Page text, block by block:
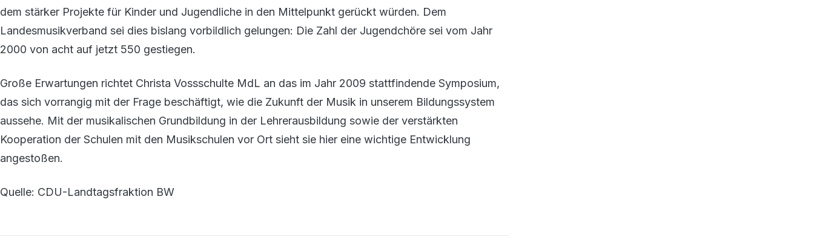
dem stärker Projekte für Kinder und Jugendliche in den Mittelpunkt gerückt würden. Dem
Landesmusikverband sei dies bislang vorbildlich gelungen: Die Zahl der Jugendchöre sei vom Jahr
2000 von acht auf jetzt 550 gestiegen.
Große Erwartungen richtet Christa Vossschulte MdL an das im Jahr 2009 stattfindende Symposium,
das sich vorrangig mit der Frage beschäftigt, wie die Zukunft der Musik in unserem Bildungssystem
aussehe. Mit der musikalischen Grundbildung in der Lehrerausbildung sowie der verstärkten
Kooperation der Schulen mit den Musikschulen vor Ort sieht sie hier eine wichtige Entwicklung
angestoßen.
Quelle: CDU-Landtagsfraktion BW